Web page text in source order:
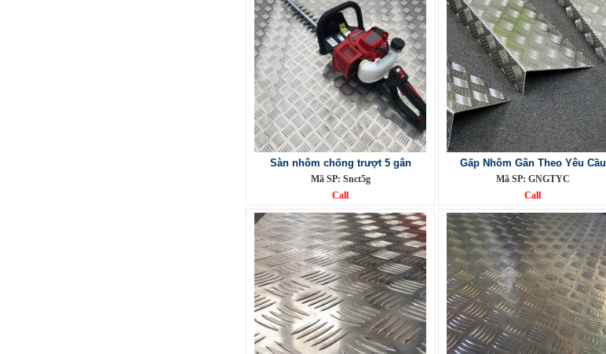
Sàn nhôm chống trượt 5 gân
Mã SP: Snct5g
Call
Gấp Nhôm Gân Theo Yêu Cầu
Mã SP: GNGTYC
Call